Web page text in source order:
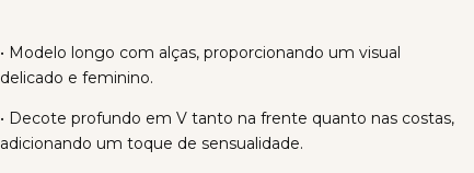
• Modelo longo com alças, proporcionando um visual
delicado e feminino.
• Decote profundo em V tanto na frente quanto nas costas,
adicionando um toque de sensualidade.